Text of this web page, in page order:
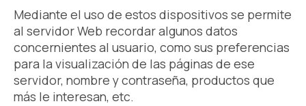
Mediante el uso de estos dispositivos se permite
al servidor Web recordar algunos datos
concernientes al usuario, como sus preferencias
para la visualización de las páginas de ese
servidor, nombre y contraseña, productos que
más le interesan, etc.